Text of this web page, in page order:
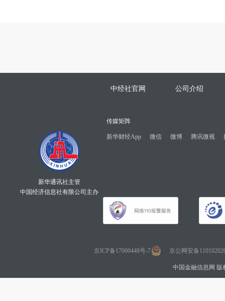
中经社官网 公司介绍
新华通讯社主管
中国经济信息社有限公司主办
传媒矩阵
新华财经App 微信 微博 腾讯微视
京ICP备17000448号-7 京公网安备
中国金融信息网 版